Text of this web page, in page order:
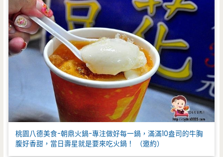
桃園八德美食-朝鼎火鍋-專注做好每一鍋，滿滿10盎司的牛胸
腹好香甜，當日壽星就是要來吃火鍋！ （邀約）